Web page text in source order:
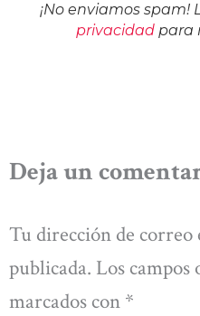
¡No enviamos spam!
privacidad para
Deja un
Tu dirección de correo
publicada. Los
marcados con *